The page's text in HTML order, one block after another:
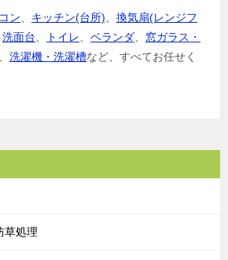
ン キッチン(台所)
換気扇(レンジフ
洗面台 トイレ ベランダ
窓ガラス・
洗濯機・洗濯槽など、すべてお任せく
草処理